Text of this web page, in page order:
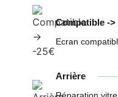
Compatible ->
Ecran
Arrière